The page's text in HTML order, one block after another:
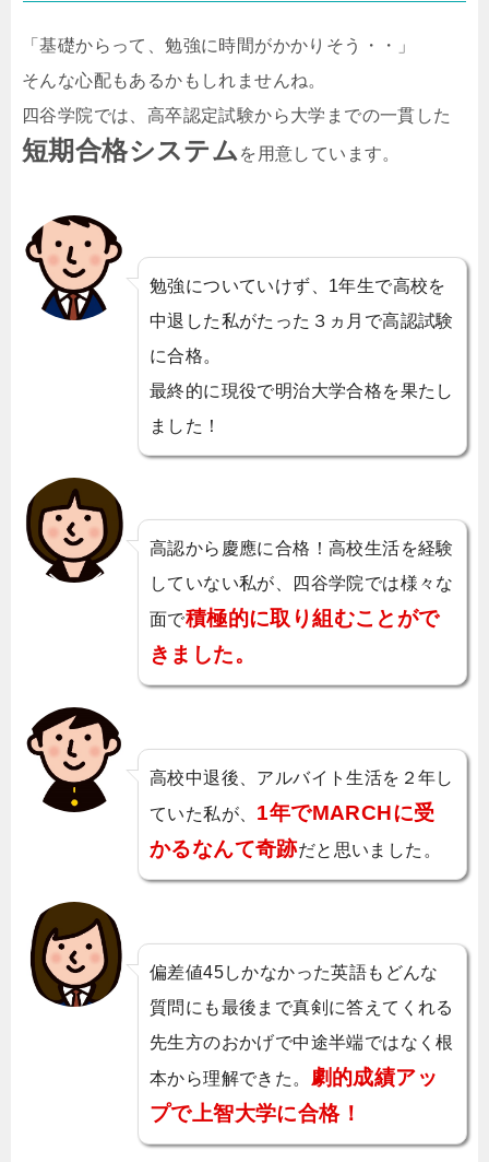
「基礎からって、勉強に時間がかかりそう・・」
そんな心配もあるかもしれませんね。
四谷学院では、高卒認定試験から大学までの一貫した
短期合格システム を用意しています。
勉強についていけず、1年生で高校を
中退した私がたった３ヵ月で高認試験
に合格。
最終的に現役で明治大学合格を果たし
ました！
高認から慶應に合格！高校生活を経験
していない私が、四谷学院では様々な
面で積極的に取り組むことがで
きました。
高校中退後、アルバイト生活を２年し
ていた私が、 1年でMARCHに受
かるなんて奇跡だと思いました。
偏差値45しかなかった英語もどんな
質問にも最後まで真剣に答えてくれる
先生方のおかげで中途半端ではなく根
本から理解できた。 劇的成績アッ
プで上智大学に合格！